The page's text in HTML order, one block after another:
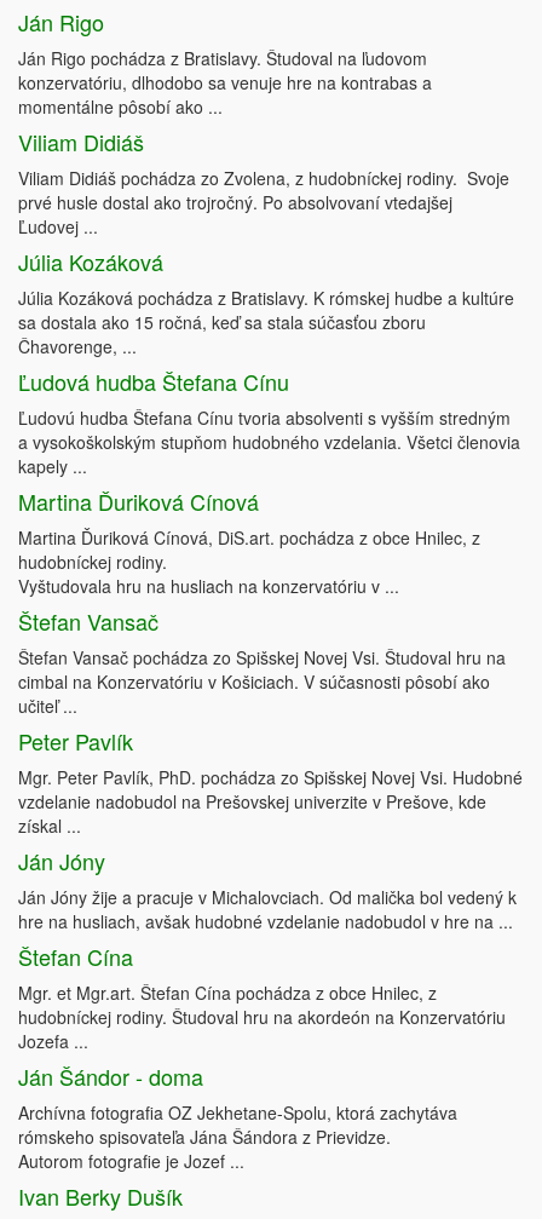
Ján Rigo
Ján Rigo pochádza z Bratislavy. Študoval na ľudovom
konzervatóriu, dlhodobo sa venuje hre na kontrabas a
momentálne pôsobí ako ...
Viliam Didiáš
Viliam Didiáš pochádza zo Zvolena, z hudobníckej rodiny. Svoje
prvé husle dostal ako trojročný. Po absolvovaní vtedajšej
Ľudovej ...
Júlia Kozáková
Júlia Kozáková pochádza z Bratislavy. K rómskej hudbe a kultúre
sa dostala ako 15 ročná, keď sa stala súčasťou zboru
Čhavorenge, ...
Ľudová hudba Štefana Cínu
Ľudovú hudba Štefana Cínu tvoria absolventi s vyšším stredným
a vysokoškolským stupňom hudobného vzdelania. Všetci členovia
kapely ...
Martina Ďuriková Cínová
Martina Ďuriková Cínová, DiS.art. pochádza z obce Hnilec, z
hudobníckej rodiny.
Vyštudovala hru na husliach na konzervatóriu v ...
Štefan Vansač
Štefan Vansač pochádza zo Spišskej Novej Vsi. Študoval hru na
cimbal na Konzervatóriu v Košiciach. V súčasnosti pôsobí ako
učiteľ ...
Peter Pavlík
Mgr. Peter Pavlík, PhD. pochádza zo Spišskej Novej Vsi. Hudobné
vzdelanie nadobudol na Prešovskej univerzite v Prešove, kde
získal ...
Ján Jóny
Ján Jóny žije a pracuje v Michalovciach. Od malička bol vedený k
hre na husliach, avšak hudobné vzdelanie nadobudol v hre na ...
Štefan Cína
Mgr. et Mgr.art. Štefan Cína pochádza z obce Hnilec, z
hudobníckej rodiny. Študoval hru na akordeón na Konzervatóriu
Jozefa ...
Ján Šándor - doma
Archívna fotografia OZ Jekhetane-Spolu, ktorá zachytáva
rómskeho spisovateľa Jána Šándora z Prievidze.
Autorom fotografie je Jozef ...
Ivan Berky Dušík